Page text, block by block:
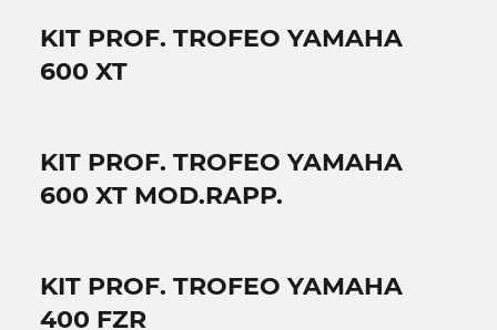
KIT PROF. TROFEO YAMAHA
600 XT
KIT PROF. TROFEO YAMAHA
600 XT MOD.RAPP.
KIT PROF. TROFEO YAMAHA
400 FZR